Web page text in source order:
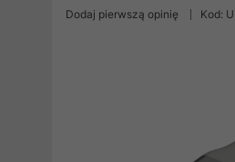
Dodaj pierwszą opinię Kod: